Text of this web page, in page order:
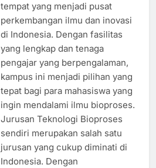
tempat yang menjadi pusat
perkembangan ilmu dan inovasi
di Indonesia. Dengan fasilitas
yang lengkap dan tenaga
pengajar yang berpengalaman,
kampus ini menjadi pilihan yang
tepat bagi para mahasiswa yang
ingin mendalami ilmu bioproses.
Jurusan Teknologi Bioproses
sendiri merupakan salah satu
jurusan yang cukup diminati di
Indonesia. Dengan